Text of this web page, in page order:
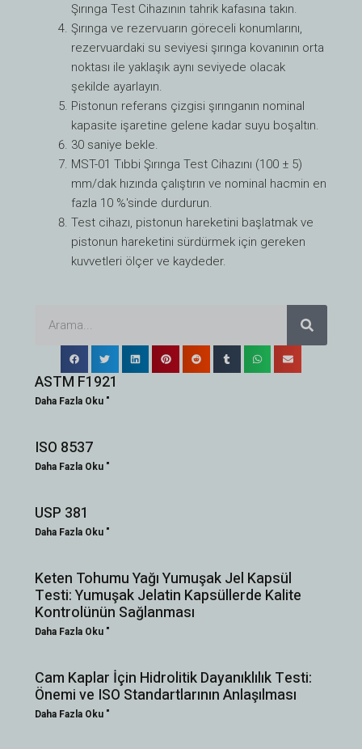
Şırınga Test Cihazının tahrik kafasına takın.
Şırınga ve rezervuarın göreceli konumlarını,
rezervuardaki su seviyesi şırınga kovanının orta
noktası ile yaklaşık aynı seviyede olacak
şekilde ayarlayın.
Pistonun referans çizgisi şırınganın nominal
kapasite işaretine gelene kadar suyu boşaltın.
30 saniye bekle.
MST-01 Tıbbi Şırınga Test Cihazını (100 ± 5)
mm/dak hızında çalıştırın ve nominal hacmin en
fazla 10 %'sinde durdurun.
Test cihazı, pistonun hareketini başlatmak ve
pistonun hareketini sürdürmek için gereken
kuvvetleri ölçer ve kaydeder.
a
R
A
M
ASTM F1921
Daha Fazla Oku "
ISO 8537
Daha Fazla Oku "
USP 381
Daha Fazla Oku "
Keten Tohumu Yağı Yumuşak Jel Kapsül
Testi: Yumuşak Jelatin Kapsüllerde Kalite
Kontrolünün Sağlanması
Daha Fazla Oku "
Cam Kaplar İçin Hidrolitik Dayanıklılık Testi:
Önemi ve ISO Standartlarının Anlaşılması
Daha Fazla Oku "